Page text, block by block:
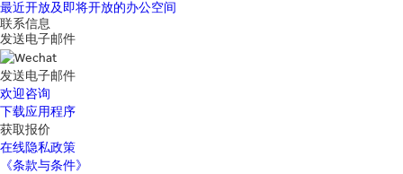
最近开放及即将开放的办公空间
联系信息
发送电子邮件
发送电子邮件
欢迎咨询
下载应用程序
获取报价
在线隐私政策
《条款与条件》